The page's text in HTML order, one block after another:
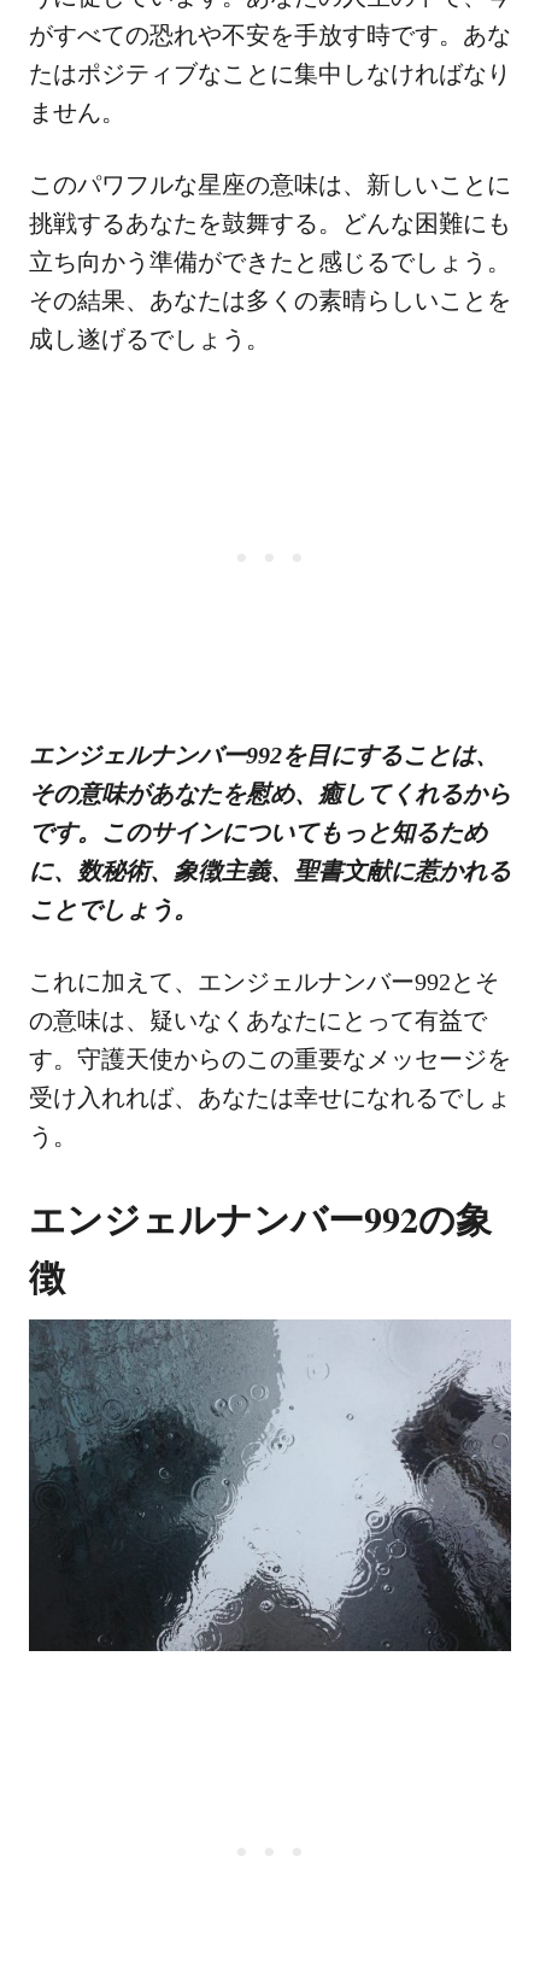
がすべての恐れや不安を手放す時です。あな
たはポジティブなことに集中しなければなり
ません。
このパワフルな星座の意味は、新しいことに
挑戦するあなたを鼓舞する。どんな困難にも
立ち向かう準備ができたと感じるでしょう。
その結果、あなたは多くの素晴らしいことを
成し遂げるでしょう。
エンジェルナンバー992を目にすることは、
その意味があなたを慰め、癒してくれるから
です。このサインについてもっと知るため
に、数秘術、象徴主義、聖書文献に惹かれる
ことでしょう。
これに加えて、エンジェルナンバー992とそ
の意味は、疑いなくあなたにとって有益で
す。守護天使からのこの重要なメッセージを
受け入れれば、あなたは幸せになれるでしょ
う。
エンジェルナンバー992の象
徴